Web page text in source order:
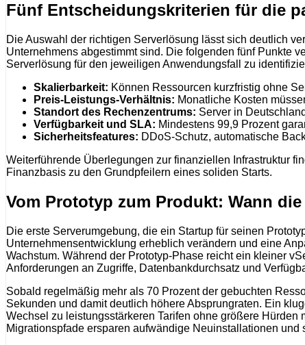
Fünf Entscheidungskriterien für die
Die Auswahl der richtigen Serverlösung lässt sich deutlich
Unternehmens abgestimmt sind. Die folgenden fünf Punkte
Serverlösung für den jeweiligen Anwendungsfall zu
Skalierbarkeit: Können Ressourcen kurzfristig ohne
Preis-Leistungs-Verhältnis: Monatliche Kosten
Standort des Rechenzentrums: Server in
Verfügbarkeit und SLA: Mindestens 99,9 Prozent
Sicherheitsfeatures: DDoS-Schutz, automatische
Weiterführende Überlegungen zur finanziellen Infrastruktur
Finanzbasis zu den Grundpfeilern eines soliden Starts.
Vom Prototyp zum Produkt: Wann
Die erste Serverumgebung, die ein Startup für seinen
Unternehmensentwicklung erheblich verändern und eine
Wachstum. Während der Prototyp-Phase reicht ein kleiner
Anforderungen an Zugriffe, Datenbankdurchsatz und
Sobald regelmäßig mehr als 70 Prozent der gebuchten
Sekunden und damit deutlich höhere Absprungraten. Ein
Wechsel zu leistungsstärkeren Tarifen ohne größere
Migrationspfade ersparen aufwändige Neuinstallationen